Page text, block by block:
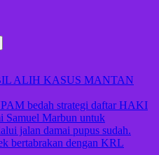
ALIH KASUS MANTAN
bedah strategi daftar HAKI
Samuel Marbun untuk
jalan damai pupus sudah.
bertabrakan dengan KRL